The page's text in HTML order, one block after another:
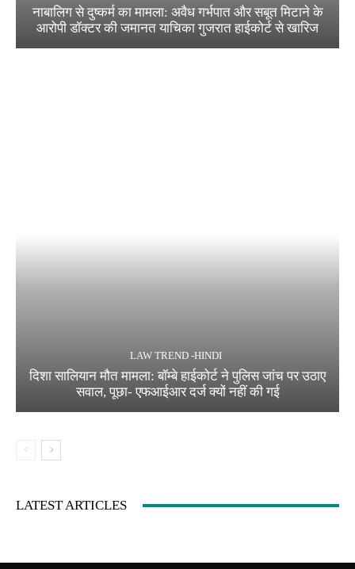
नाबालिग से दुष्कर्म का मामला: अवैध गर्भपात और सबूत मिटाने के
आरोपी डॉक्टर की जमानत याचिका गुजरात हाईकोर्ट से खारिज
LAW TREND -HINDI
दिशा सालियान मौत मामला: बॉम्बे हाईकोर्ट ने पुलिस जांच पर उठाए
सवाल, पूछा- एफआईआर दर्ज क्यों नहीं की गई
LATEST ARTICLES